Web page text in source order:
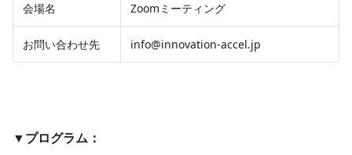
会場名 Zoomミーティング
お問い合わせ先 info@innovation-accel.jp
▼プログラム：